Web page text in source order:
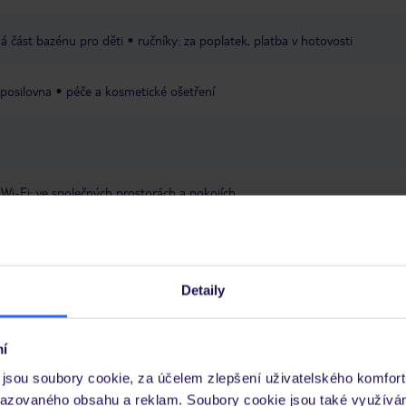
Detaily
soubory cookie, za účelem zlepšení uživatelského
obsahu a reklam. Soubory cookie jsou také
část bazénu pro děti ručníky: za poplatek, platba v hotovosti
posilovna péče a kosmetické ošetření
Wi-Fi: ve společných prostorách a pokojích
poplatek